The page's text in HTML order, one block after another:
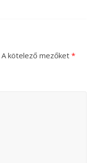
A kötelező mezőket*